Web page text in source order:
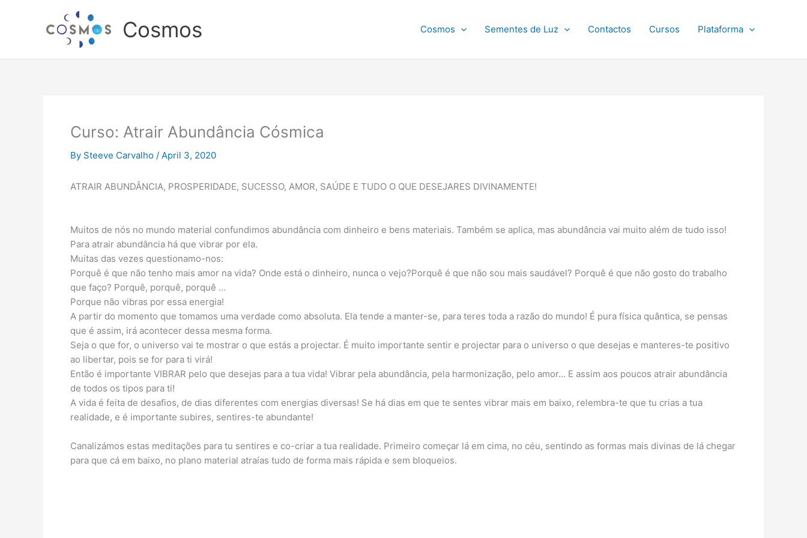
Cosmos Cosmos Sementes de Luz Contactos Cursos Plataforma
Curso: Atrair Abundância Cósmica
By Steeve Carvalho / April 3, 2020
ATRAIR ABUNDÂNCIA, PROSPERIDADE, SUCESSO, AMOR, SAÚDE E TUDO O QUE DESEJARES DIVINAMENTE!
Muitos de nós no mundo material confundimos abundância com dinheiro e bens materiais. Também se aplica, mas abundância vai muito além de tudo isso!
Para atrair abundância há que vibrar por ela.
Muitas das vezes questionamo-nos:
Porquê é que não tenho mais amor na vida? Onde está o dinheiro, nunca o vejo?Porquê é que não sou mais saudável? Porquê é que não gosto do trabalho
que faço? Porquê, porquê, porquê …
Porque não vibras por essa energia!
A partir do momento que tomamos uma verdade como absoluta. Ela tende a manter-se, para teres toda a razão do mundo! É pura física quântica, se pensas
que é assim, irá acontecer dessa mesma forma.
Seja o que for, o universo vai te mostrar o que estás a projectar. É muito importante sentir e projectar para o universo o que desejas e manteres-te positivo
ao libertar, pois se for para ti virá!
Então é importante VIBRAR pelo que desejas para a tua vida! Vibrar pela abundância, pela harmonização, pelo amor… E assim aos poucos atrair abundância
de todos os tipos para ti!
A vida é feita de desafios, de dias diferentes com energias diversas! Se há dias em que te sentes vibrar mais em baixo, relembra-te que tu crias a tua
realidade, e é importante subires, sentires-te abundante!
Canalizámos estas meditações para tu sentires e co-criar a tua realidade. Primeiro começar lá em cima, no céu, sentindo as formas mais divinas de lá chegar
para que cá em baixo, no plano material atraías tudo de forma mais rápida e sem bloqueios.